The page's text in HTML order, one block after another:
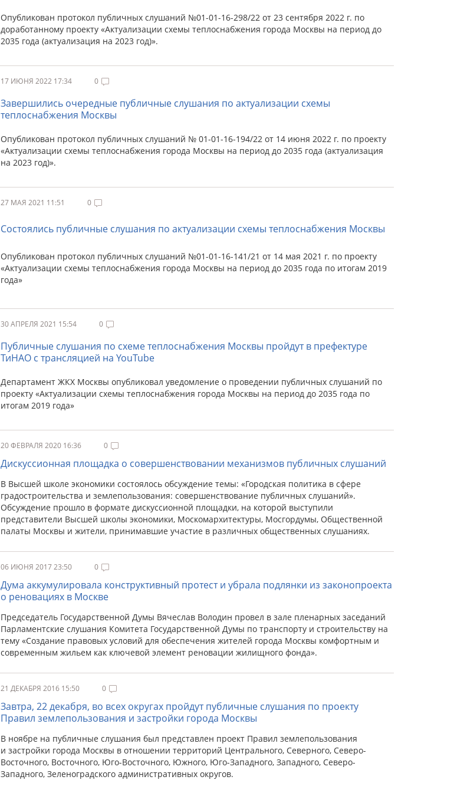
Опубликован протокол публичных слушаний №01-01-16-298/22 от 23 сентября 2022 г. по
доработанному проекту «Актуализации схемы теплоснабжения города Москвы на период до
2035 года (актуализация на 2023 год)».
17 ИЮНЯ 2022 17:34 0
Завершились очередные публичные слушания по актуализации схемы
теплоснабжения Москвы
Опубликован протокол публичных слушаний № 01-01-16-194/22 от 14 июня 2022 г. по проекту
«Актуализации схемы теплоснабжения города Москвы на период до 2035 года (актуализация
на 2023 год)».
27 МАЯ 2021 11:51 0
Состоялись публичные слушания по актуализации схемы теплоснабжения Москвы
Опубликован протокол публичных слушаний №01-01-16-141/21 от 14 мая 2021 г. по проекту
«Актуализации схемы теплоснабжения города Москвы на период до 2035 года по итогам 2019
года»
30 АПРЕЛЯ 2021 15:54 0
Публичные слушания по схеме теплоснабжения Москвы пройдут в префектуре
ТиНАО с трансляцией на YouTube
Департамент ЖКХ Москвы опубликовал уведомление о проведении публичных слушаний по
проекту «Актуализации схемы теплоснабжения города Москвы на период до 2035 года по
итогам 2019 года»
20 ФЕВРАЛЯ 2020 16:36 0
Дискуссионная площадка о совершенствовании механизмов публичных слушаний
В Высшей школе экономики состоялось обсуждение темы: «Городская политика в сфере
градостроительства и землепользования: совершенствование публичных слушаний».
Обсуждение прошло в формате дискуссионной площадки, на которой выступили
представители Высшей школы экономики, Москомархитектуры, Мосгордумы, Общественной
палаты Москвы и жители, принимавшие участие в различных общественных слушаниях.
06 ИЮНЯ 2017 23:50 0
Дума аккумулировала конструктивный протест и убрала подлянки из законопроекта
о реновациях в Москве
Председатель Государственной Думы Вячеслав Володин провел в зале пленарных заседаний
Парламентские слушания Комитета Государственной Думы по транспорту и строительству на
тему «Создание правовых условий для обеспечения жителей города Москвы комфортным и
современным жильем как ключевой элемент реновации жилищного фонда».
21 ДЕКАБРЯ 2016 15:50 0
Завтра, 22 декабря, во всех округах пройдут публичные слушания по проекту
Правил землепользования и застройки города Москвы
В ноябре на публичные слушания был представлен проект Правил землепользования
и застройки города Москвы в отношении территорий Центрального, Северного, Северо-
Восточного, Восточного, Юго-Восточного, Южного, Юго-Западного, Западного, Северо-
Западного, Зеленоградского административных округов.